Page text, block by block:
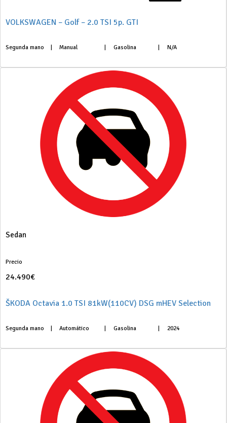
VOLKSWAGEN – Golf – 2.0 TSI 5p. GTI
Segunda mano Manual Gasolina N/A
Sedan
Precio
24.490€
ŠKODA Octavia 1.0 TSI 81kW(110CV) DSG mHEV Selection
Segunda mano Automático Gasolina 2024